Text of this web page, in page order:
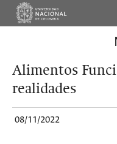
Alimentos
realidades
08/11/2022